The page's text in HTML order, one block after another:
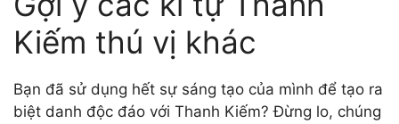
Kiếm thú vị khác
Bạn đã sử dụng hết sự sáng tạo của mình để tạo ra
biệt danh độc đáo với Thanh Kiếm? Đừng lo, chúng